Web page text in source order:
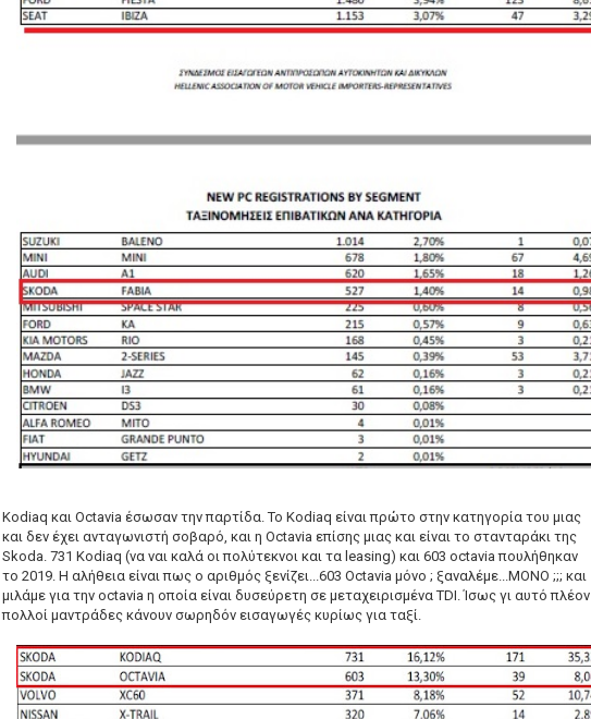
Κοdiaq και Οctavia έσωσαν την παρτίδα. Το Kodiaq είναι πρώτο στην κατηγορία του μιας
και δεν έχει ανταγωνιστή σοβαρό, και η Octavia επίσης μιας και είναι το στανταράκι της
Skoda. 731 Κodiaq (να ναι καλά οι πολύτεκνοι και τα leasing) και 603 octavia πουλήθηκαν
το 2019. H αλήθεια είναι πως ο αριθμός ξενίζει...603 Octavia μόνο ; ξαναλέμε...ΜΟΝΟ ;;; και
μιλάμε για την octavia η οποία είναι δυσεύρετη σε μεταχειρισμένα TDI. Ίσως γι αυτό πλέον
πολλοί μαντράδες κάνουν σωρηδόν εισαγωγές κυρίως για ταξί.